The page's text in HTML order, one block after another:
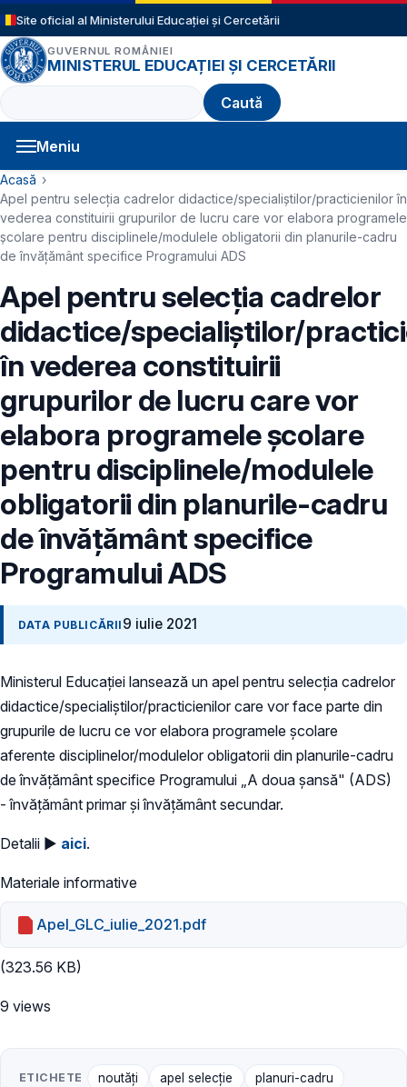
Sari la conținutul principal
Site oficial al Ministerului Educației și Cercetării
GUVERNUL ROMÂNIEI
MINISTERUL EDUCAȚIEI ȘI CERCETĂRII
Caută
Meniu
Navigație principală
Cale de navigare
Acasă
Apel pentru selecţia cadrelor didactice/specialiștilor/practicienilor în
vederea constituirii grupurilor de lucru care vor elabora programele
şcolare pentru disciplinele/modulele obligatorii din planurile-cadru
de învăţământ specifice Programului ADS
Apel pentru selecţia cadrelor
didactice/specialiștilor/
în vederea constituirii
grupurilor de lucru care vor
elabora programele şcolare
pentru disciplinele/modulele
obligatorii din planurile-cadru
de învăţământ specifice
Programului ADS
DATA PUBLICĂRII 9 iulie 2021
Ministerul Educaţiei lansează un apel pentru selecţia cadrelor
didactice/specialiștilor/practicienilor care vor face parte din
grupurile de lucru ce vor elabora programele şcolare
aferente disciplinelor/modulelor obligatorii din planurile-cadru
de învăţământ specifice Programului „A doua șansă" (ADS)
- învăţământ primar și învăţământ secundar.
Detalii ► aici.
Materiale informative
Apel_GLC_iulie_2021.pdf
(323.56 KB)
9 views
ETICHETE noutăți apel selecție
planuri-cadru